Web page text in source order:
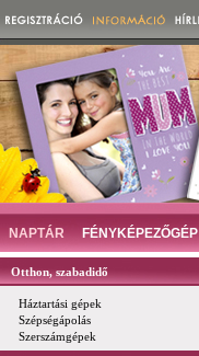
NAPTÁR FÉNYKÉPEZŐGÉP
Otthon, szabadidő
Háztartási gépek
Szépségápolás
Szerszámgépek